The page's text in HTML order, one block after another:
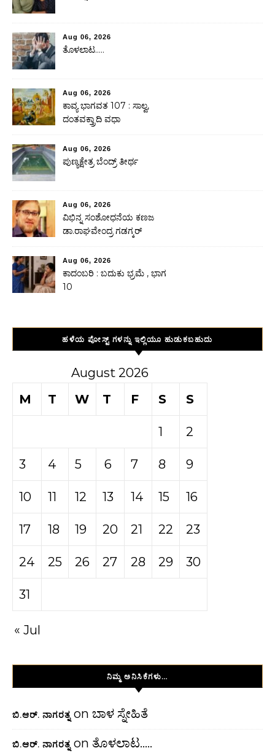
Aug 06, 2026
ತೊಳಲಾಟ…..
Aug 06, 2026
ಕಾವ್ಯ ಭಾಗವತ 107 : ಸಾಲ್ವ,
ದಂತವಕ್ತ್ರಾದಿ ವಧಾ
Aug 06, 2026
ಪುಣ್ಯಕ್ಷೇತ್ರ ಬೆಂದ್ರ್ ತೀರ್ಥ
Aug 06, 2026
ವಿಭಿನ್ನ ಸಂಶೋಧನೆಯ ಕಣಜ
ಡಾ.ರಾಘವೇಂದ್ರ ಗಡಗ್ಕರ್
Aug 06, 2026
ಕಾದಂಬರಿ : ಬದುಕು ಭ್ರಮೆ , ಭಾಗ
10
ಹಳೆಯ ಪೋಸ್ಟ್ ಗಳನ್ನು ಇಲ್ಲಿಯೂ ಹುಡುಕಬಹುದು
August 2026
M
T W T F S S
1 2
3 4 5 6 7 8 9
10 11 12 13 14 15 16
17 18 19 20 21 22 23
24 25 26 27 28 29 30
31
« Jul
ನಿಮ್ಮ ಅನಿಸಿಕೆಗಳು…
ಬಿ.ಆರ್. ನಾಗರತ್ನ on ಬಾಳ ಸ್ನೇಹಿತೆ
ಬಿ.ಆರ್. ನಾಗರತ್ನ on ತೊಳಲಾಟ…..